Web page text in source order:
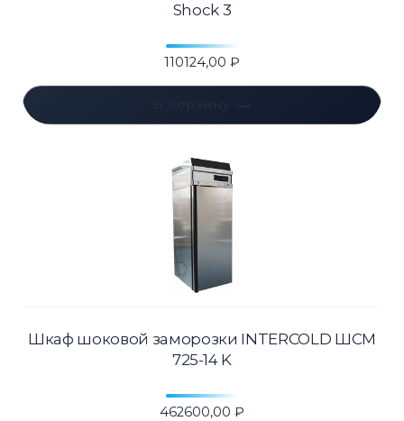
Shock 3
110124,00 ₽
Шкаф шоковой заморозки INTERCOLD ШСМ
725-14 K
462600,00 ₽